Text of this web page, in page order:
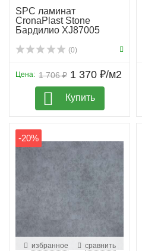
SPC ламинат
CronaPlast Stone
Бардилио XJ87005
(0)
1 706 ₽
Цена: 1 370 ₽/м2
Купить
-20%
избранное сравнить